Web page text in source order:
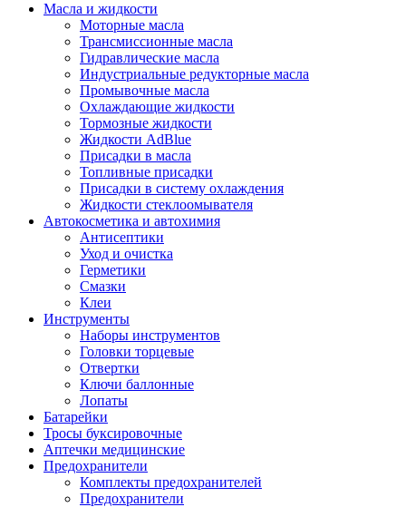
Масла и жидкости
Моторные масла
Трансмиссионные масла
Гидравлические масла
Индустриальные редукторные масла
Промывочные масла
Охлаждающие жидкости
Тормозные жидкости
Жидкости AdBlue
Присадки в масла
Топливные присадки
Присадки в систему охлаждения
Жидкости стеклоомывателя
Автокосметика и автохимия
Антисептики
Уход и очистка
Герметики
Смазки
Клеи
Инструменты
Наборы инструментов
Головки торцевые
Отвертки
Ключи баллонные
Лопаты
Батарейки
Тросы буксировочные
Аптечки медицинские
Предохранители
Комплекты предохранителей
Предохранители